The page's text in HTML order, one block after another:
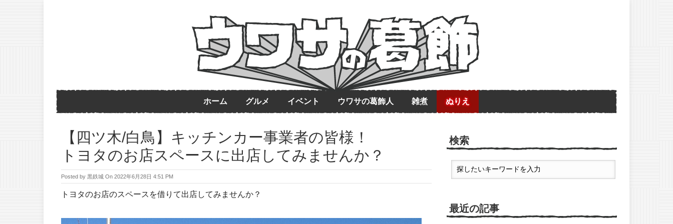
ホーム グルメ イベント ウワサの葛飾人 雑煮 ぬりえ
【四ツ木/白鳥】キッチンカー事業者の皆様！
トヨタのお店スペースに出店してみませんか？
Posted by 黒鉄城 On 2022年6月28日 4:51 PM
トヨタのお店のスペースを借りて出店してみませんか？
検索
最近の記事